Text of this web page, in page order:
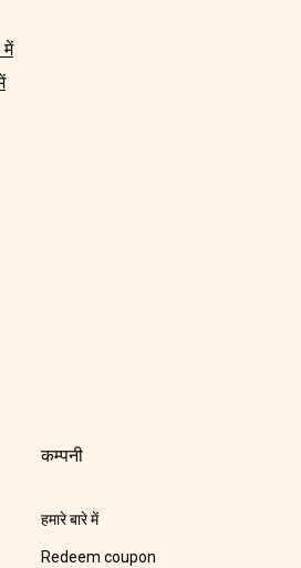
में
कम्पनी
हमारे बारे में
Redeem coupon